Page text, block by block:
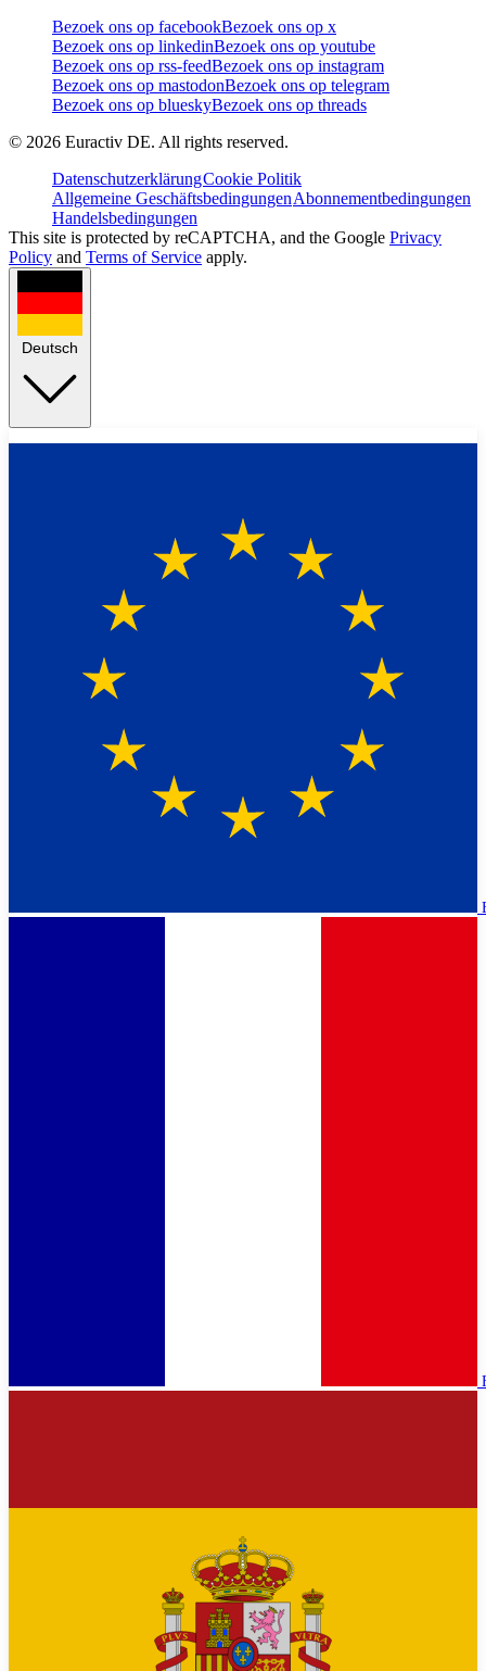
Bezoek ons op facebookBezoek ons op x
Bezoek ons op linkedinBezoek ons op youtube
Bezoek ons op rss-feedBezoek ons op instagram
Bezoek ons op mastodonBezoek ons op telegram
Bezoek ons op blueskyBezoek ons op threads
© 2026 Euractiv DE. All rights reserved.
DatenschutzerklärungCookie Politik
Allgemeine GeschäftsbedingungenAbonnementbedingungen
Handelsbedingungen
This site is protected by reCAPTCHA, and the Google Privacy
Policy and Terms of Service apply.
Deutsch